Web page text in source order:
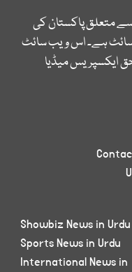
متعلق پاکستان کی
ہے۔ اس ویب سائٹ
ایکسپریس میڈیا
Showbiz News in Urdu
Sports News in Urdu
International News in